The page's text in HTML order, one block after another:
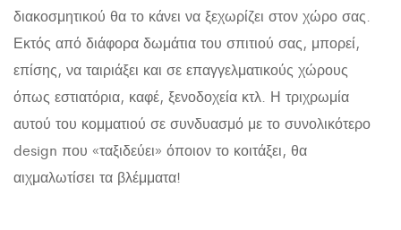
διακοσμητικού θα το κάνει να ξεχωρίζει στον χώρο σας.
Εκτός από διάφορα δωμάτια του σπιτιού σας, μπορεί,
επίσης, να ταιριάξει και σε επαγγελματικούς χώρους
όπως εστιατόρια, καφέ, ξενοδοχεία κτλ. Η τριχρωμία
αυτού του κομματιού σε συνδυασμό με το συνολικότερο
design που «ταξιδεύει» όποιον το κοιτάξει, θα
αιχμαλωτίσει τα βλέμματα!